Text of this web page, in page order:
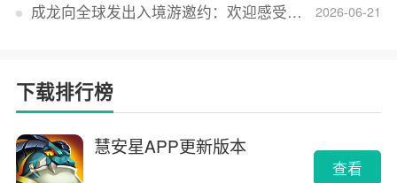
2026-06-21
成龙向全球发出入境游邀约：欢迎感受无滤镜的真实中国
下载排行榜
慧安星APP更新版本
查看